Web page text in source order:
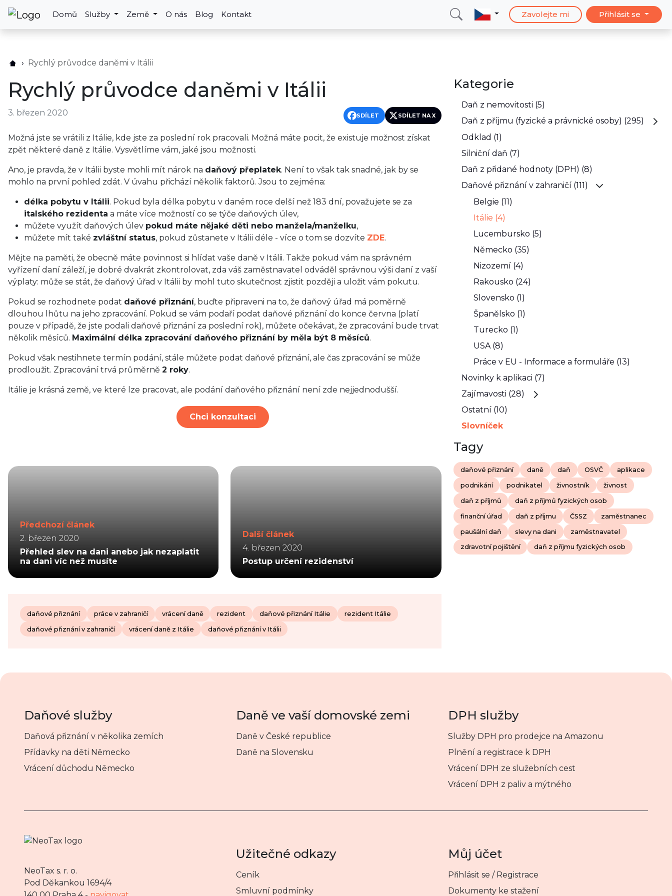
Domů Služby Země O nás Blog Kontakt Zavolejte mi Přihlásit se
Rychlý průvodce daněmi v Itálii
Rychlý průvodce daněmi v Itálii
3. březen 2020 SDÍLET SDÍLET NA X
Možná jste se vrátili z Itálie, kde jste za poslední rok pracovali. Možná máte pocit, že existuje možnost získat
zpět některé daně z Itálie. Vysvětlíme vám, jaké jsou možnosti.
Ano, je pravda, že v Itálii byste mohli mít nárok na daňový přeplatek. Není to však tak snadné, jak by se
mohlo na první pohled zdát. V úvahu přichází několik faktorů. Jsou to zejména:
délka pobytu v Itálii. Pokud byla délka pobytu v daném roce delší než 183 dní, považujete se za
italského rezidenta a máte více možností co se týče daňových úlev,
můžete využít daňových úlev pokud máte nějaké děti nebo manžela/manželku,
můžete mít také zvláštní status, pokud zůstanete v Itálii déle - více o tom se dozvíte ZDE.
Mějte na paměti, že obecně máte povinnost si hlídat vaše daně v Itálii. Takže pokud vám na správném
vyřízení daní záleží, je dobré dvakrát zkontrolovat, zda váš zaměstnavatel odváděl správnou výši daní z vaší
výplaty: může se stát, že daňový úřad v Itálii by mohl tuto skutečnost zjistit později a uložit vám pokutu.
Pokud se rozhodnete podat daňové přiznání, buďte připraveni na to, že daňový úřad má poměrně
dlouhou lhůtu na jeho zpracování. Pokud se vám podaří podat daňové přiznání do konce června (platí
pouze v případě, že jste podali daňové přiznání za poslední rok), můžete očekávat, že zpracování bude trvat
několik měsíců. Maximální délka zpracování daňového přiznání by měla být 8 měsíců.
Pokud však nestihnete termín podání, stále můžete podat daňové přiznání, ale čas zpracování se může
prodloužit. Zpracování trvá průměrně 2 roky.
Itálie je krásná země, ve které lze pracovat, ale podání daňového přiznání není zde nejjednodušší.
Chci konzultaci
Předchozí článek
2. březen 2020
Přehled slev na dani anebo jak nezaplatit
na dani víc než musíte
Další článek
4. březen 2020
Postup určení rezidenství
daňové přiznání práce v zahraničí vrácení daně rezident daňové přiznání Itálie rezident Itálie
daňové přiznání v zahraničí vrácení daně z Itálie daňové přiznání v Itálii
Kategorie
Daň z nemovitosti (5)
Daň z příjmu (fyzické a právnické osoby) (295)
Odklad (1)
Silniční daň (7)
Daň z přidané hodnoty (DPH) (8)
Daňové přiznání v zahraničí (111)
Belgie (11)
Itálie (4)
Lucembursko (5)
Německo (35)
Nizozemí (4)
Rakousko (24)
Slovensko (1)
Španělsko (1)
Turecko (1)
USA (8)
Práce v EU - Informace a formuláře (13)
Novinky k aplikaci (7)
Zajímavosti (28)
Ostatní (10)
Slovníček
Tagy
daňové přiznání daně daň OSVČ aplikace
podnikání podnikatel živnostník živnost
daň z příjmů daň z příjmů fyzických osob
finanční úřad daň z příjmu ČSSZ zaměstnanec
paušální daň slevy na dani zaměstnavatel
zdravotní pojištění daň z příjmu fyzických osob
Daňové služby
Daňová přiznání v několika zemích
Přídavky na děti Německo
Vrácení důchodu Německo
Daně ve vaší domovské zemi
Daně v České republice
Daně na Slovensku
DPH služby
Služby DPH pro prodejce na Amazonu
Plnění a registrace k DPH
Vrácení DPH ze služebních cest
Vrácení DPH z paliv a mýtného
NeoTax s. r. o.
Pod Děkankou 1694/4
Užitečné odkazy
Ceník
Smluvní podmínky
Můj účet
Přihlásit se / Registrace
Dokumenty ke stažení